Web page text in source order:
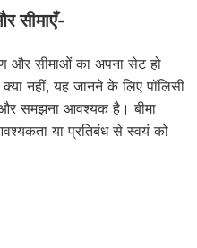
सीमाएँ-
और सीमाओं का अपना सेट हो
नहीं, यह जानने के लिए पॉलिसी
और समझना आवश्यक है। बीमा
आवश्यकता या प्रतिबंध से स्वयं को